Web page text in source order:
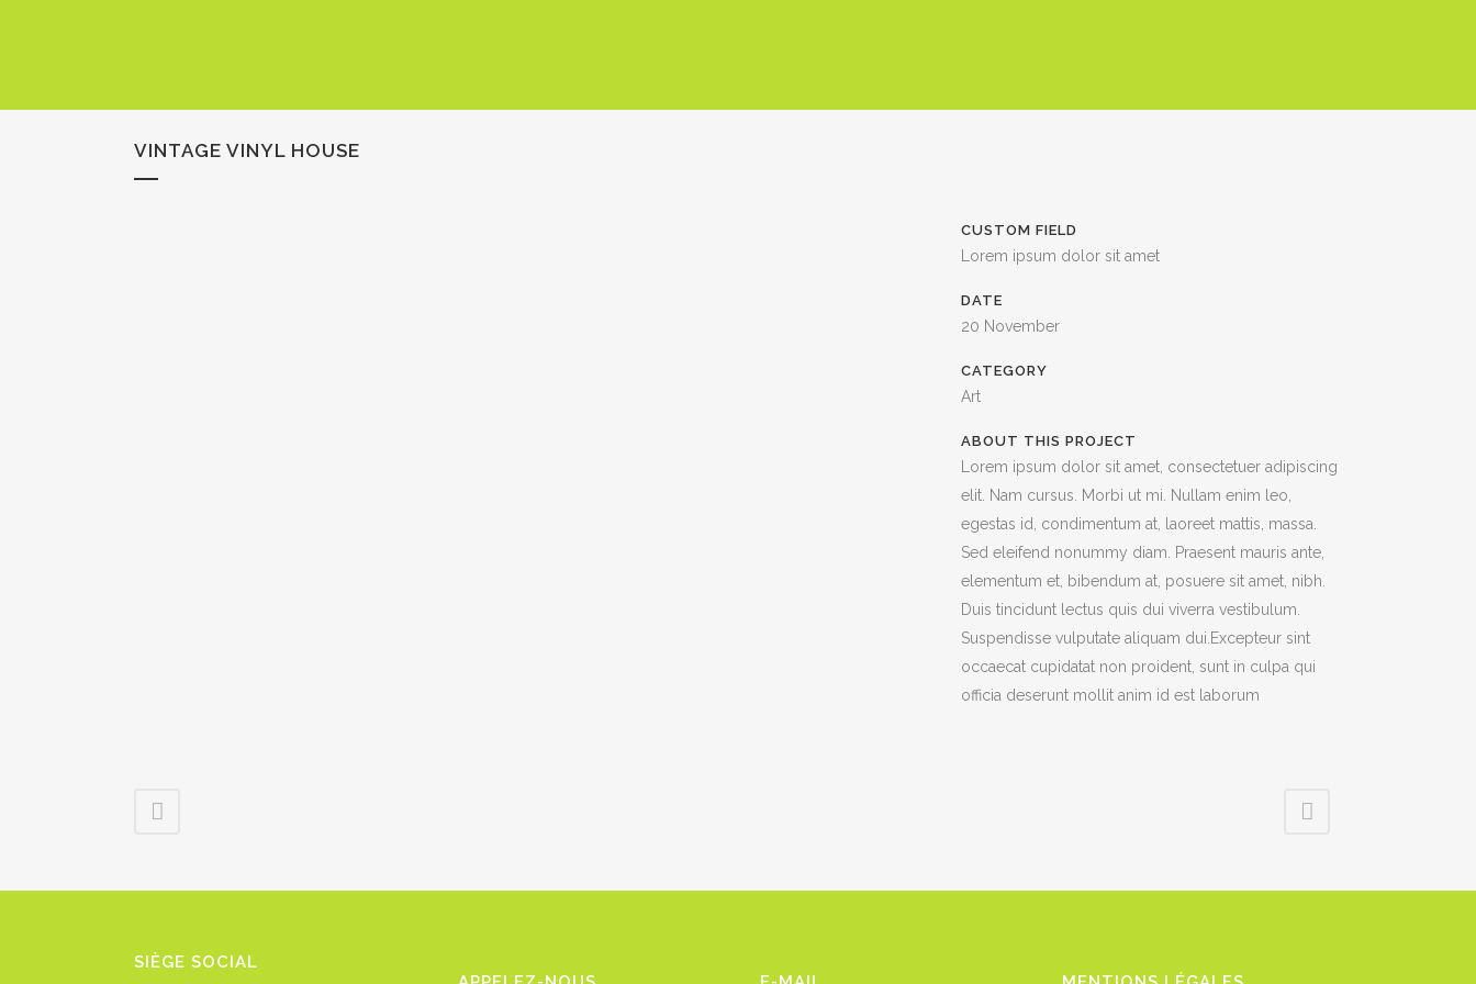
VINTAGE VINYL HOUSE
CUSTOM FIELD
Lorem ipsum dolor sit amet
DATE
20 November
CATEGORY
Art
ABOUT THIS PROJECT
Lorem ipsum dolor sit amet, consectetuer adipiscing
elit. Nam cursus. Morbi ut mi. Nullam enim leo,
egestas id, condimentum at, laoreet mattis, massa.
Sed eleifend nonummy diam. Praesent mauris ante,
elementum et, bibendum at, posuere sit amet, nibh.
Duis tincidunt lectus quis dui viverra vestibulum.
Suspendisse vulputate aliquam dui.Excepteur sint
occaecat cupidatat non proident, sunt in culpa qui
officia deserunt mollit anim id est laborum
SIÈGE SOCIAL